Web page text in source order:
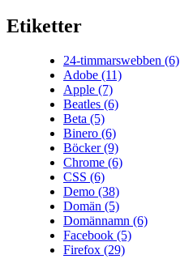
Etiketter
24-timmarswebben (6)
Adobe (11)
Apple (7)
Beatles (6)
Beta (5)
Binero (6)
Böcker(9)
Chrome (6)
CSS (6)
Demo (38)
Domän (5)
Domännamn (6)
Facebook (5)
Firefox (29)